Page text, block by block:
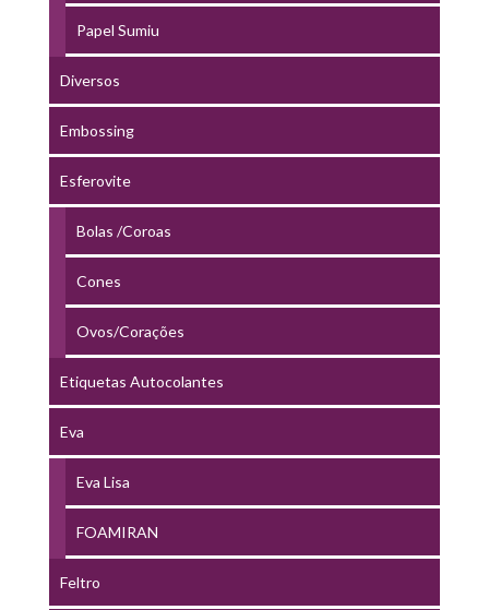
Papel Sumiu
Diversos
Embossing
Esferovite
Bolas /Coroas
Cones
Ovos/Corações
Etiquetas Autocolantes
Eva
Eva Lisa
FOAMIRAN
Feltro